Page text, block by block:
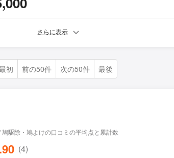
さらに表示
初 前の50件 次の50件 最後
駆除・鳩よけの口コミの平均点と累計数
(4)